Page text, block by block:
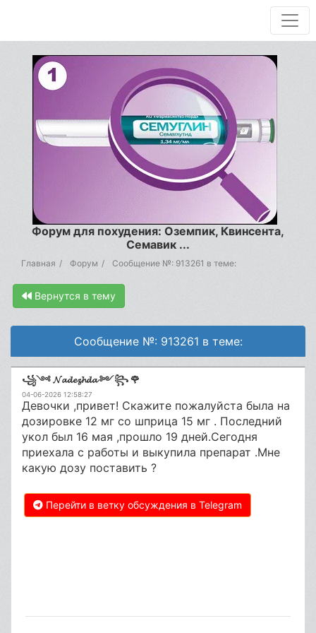
Форум для похудения: Оземпик, Квинсента,
Семавик ...
Главная Форум Сообщение №: 913261 в теме:
Вернутся в тему
Сообщение №: 913261 в теме:
꧁༺ 𝓝𝓪𝓭𝓮𝔃𝓱𝓭𝓪 ༻꧂ 🌹
04-06-2026 12:58:27
Девочки ,привет! Скажите пожалуйста была на
дозировке 12 мг со шприца 15 мг . Последний
укол был 16 мая ,прошло 19 дней.Сегодня
приехала с работы и выкупила препарат .Мне
какую дозу поставить ?
Перейти в ветку обсуждения в Telegram